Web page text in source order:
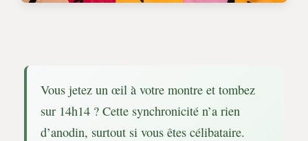
Vous jetez un œil à votre montre et tombez
sur 14h14 ? Cette synchronicité n’a rien
d’anodin, surtout si vous êtes célibataire.